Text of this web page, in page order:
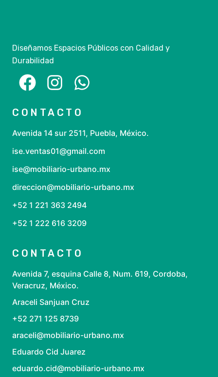
Diseñamos Espacios Públicos con Calidad y
Durabilidad
CONTACTO
Avenida 14 sur 2511, Puebla, México.
ise.ventas01@gmail.com
ise@mobiliario-urbano.mx
direccion@mobiliario-urbano.mx
+52 1 221 363 2494
+52 1 222 616 3209
CONTACTO
Avenida 7, esquina Calle 8, Num. 619, Cordoba,
Veracruz, México.
Araceli Sanjuan Cruz
+52 271 125 8739
araceli@mobiliario-urbano.mx
Eduardo Cid Juarez
eduardo.cid@mobiliario-urbano.mx